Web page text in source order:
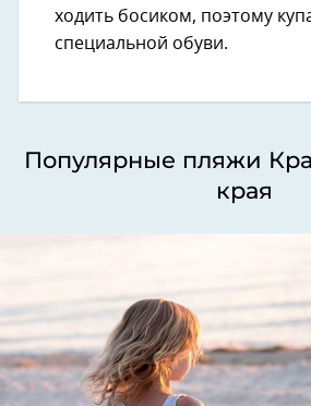
ходить босиком, поэтому
специальной обуви.
Популярные пляжи
края